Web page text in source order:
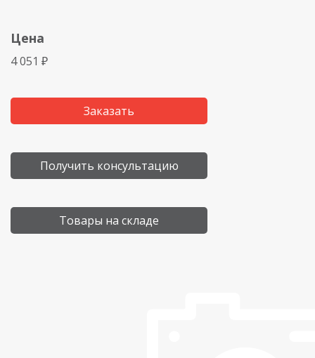
Цена
4 051 ₽
Заказать
Получить консультацию
Товары на складе